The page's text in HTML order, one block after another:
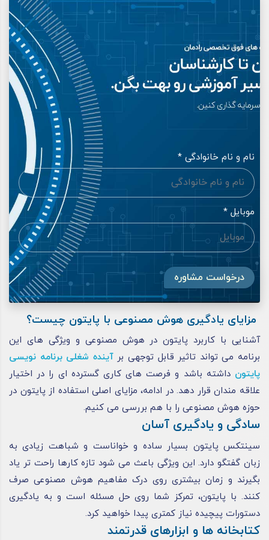
نام و نام خانوادگی *
موبایل *
درخواست مشاوره
مزایای یادگیری هوش مصنوعی با پایتون چیست؟
آشنایی با کاربرد پایتون در هوش مصنوعی و ویژگی های این
برنامه می تواند تاثیر قابل توجهی برآینده شغلی برنامه نویسی
پایتون داشته باشد و فرصت های کاری گسترده ای را در اختیار
علاقه مندان قرار دهد. در ادامه، مزایای اصلی استفاده از پایتون در
حوزه هوش مصنوعی را با هم بررسی می کنیم.
سادگی و یادگیری آسان
سینتکس پایتون بسیار ساده و خواناست و شباهت زیادی به
زبان گفتگو دارد. این ویژگی باعث می شود تازه کارها راحت تر یاد
بگیرند و زمان بیشتری روی درک مفاهیم هوش مصنوعی صرف
کنند. با پایتون، تمرکز شما روی حل مسئله است و به یادگیری
دستورات پیچیده نیاز کمتری پیدا خواهید کرد.
کتابخانه ها و ابزارهای قدرتمند